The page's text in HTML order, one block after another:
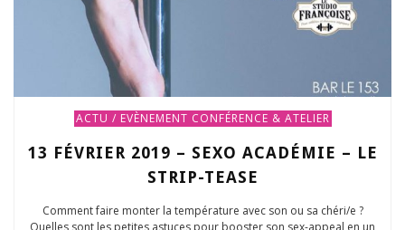
ACTU / EVÈNEMENT CONFÉRENCE & ATELIER
13 FÉVRIER 2019 – SEXO ACADÉMIE – LE
STRIP-TEASE
Comment faire monter la température avec son ou sa chéri/e ?